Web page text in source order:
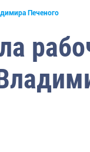
Печеного